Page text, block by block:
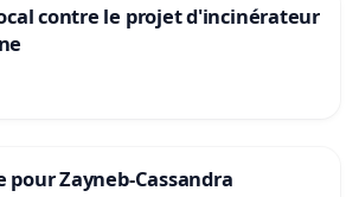
contre le projet d'incinérateur
Zayneb-Cassandra